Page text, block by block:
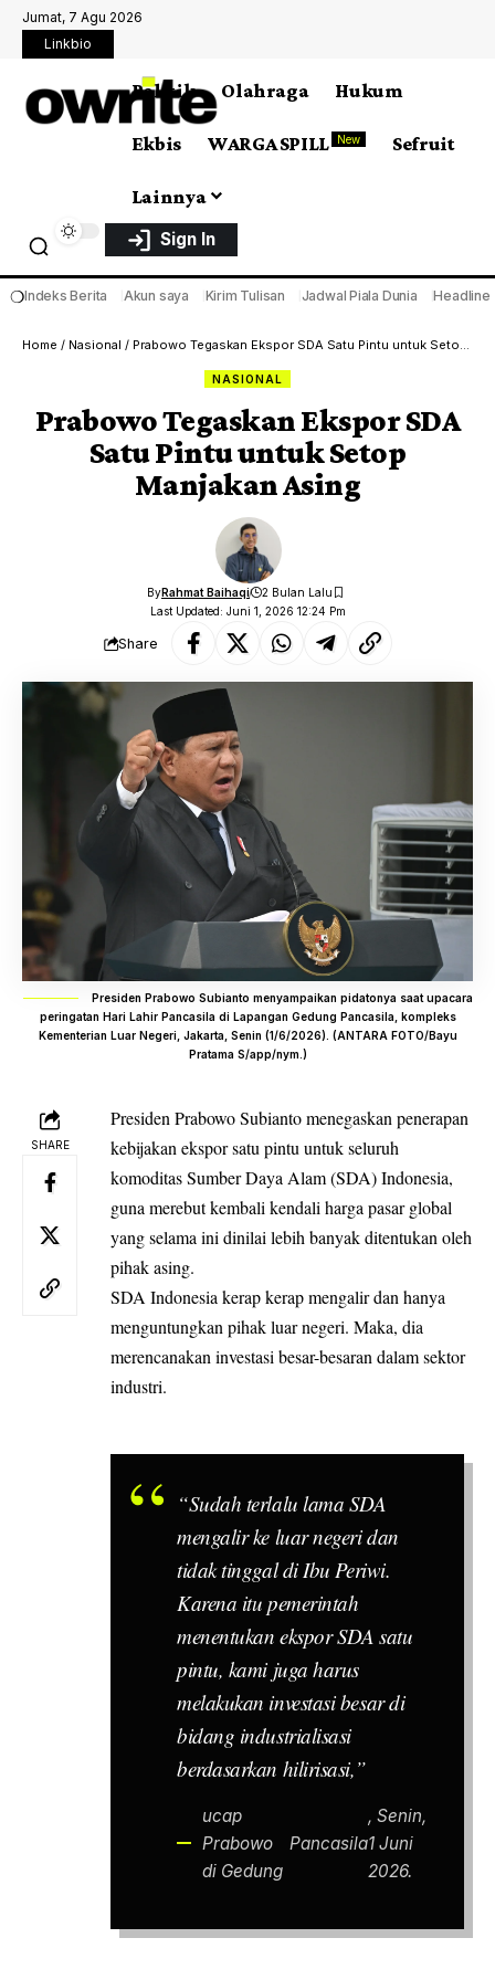
Jumat, 7 Agu 2026
Linkbio
Politik Olahraga Hukum
Ekbis WARGA SPILL New Sefruit
Lainnya
Sign In
❍Indeks Berita Akun saya Kirim Tulisan Jadwal Piala Dunia Headline
Home / Nasional / Prabowo Tegaskan Ekspor SDA Satu Pintu untuk Setop Manjakan Asing
NASIONAL
Prabowo Tegaskan Ekspor SDA
Satu Pintu untuk Setop
Manjakan Asing
Last Updated: Juni 1, 2026 12:24 Pm
ByRahmat Baihaqi 2 Bulan Lalu
Share
Presiden Prabowo Subianto menyampaikan pidatonya saat upacara
peringatan Hari Lahir Pancasila di Lapangan Gedung Pancasila, kompleks
Kementerian Luar Negeri, Jakarta, Senin (1/6/2026). (ANTARA FOTO/Bayu
Pratama S/app/nym.)
SHARE
PresidenPrabowoSubianto menegaskan penerapan
kebijakaneksporsatu pintu untuk seluruh
komoditasSumber Daya Alam(SDA) Indonesia,
guna merebut kembali kendali harga pasar global
yang selama ini dinilai lebih banyak ditentukan oleh
pihak asing.
SDA Indonesia kerap kerap mengalir dan hanya
menguntungkan pihak luar negeri. Maka, dia
merencanakan investasi besar-besaran dalam sektor
industri.
“Sudah terlalu lama SDA
mengalir ke luar negeri dan
tidak tinggal di Ibu Periwi.
Karena itu pemerintah
menentukan ekspor SDA satu
pintu, kami juga harus
melakukan investasi besar di
bidang industrialisasi
berdasarkan hilirisasi,”
ucap
Prabowo
di Gedung
Pancasila
, Senin,
1 Juni
2026.